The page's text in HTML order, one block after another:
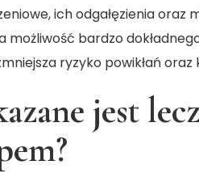
ich odgałęzienia
możliwość bardzo
ryzyko powikłań
jest